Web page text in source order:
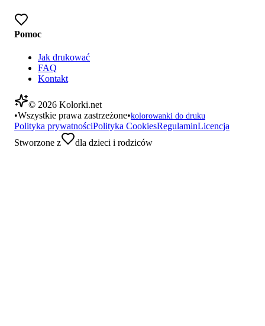
Pomoc
Jak drukować
FAQ
Kontakt
© 2026 Kolorki.net
•Wszystkie prawa zastrzeżone•kolorowanki do druku
Polityka prywatnościPolityka CookiesRegulaminLicencja
Stworzone z
dla dzieci i rodziców